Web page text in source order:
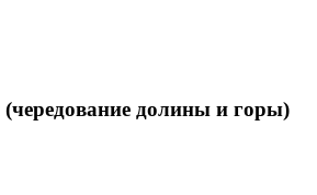
долины и горы)